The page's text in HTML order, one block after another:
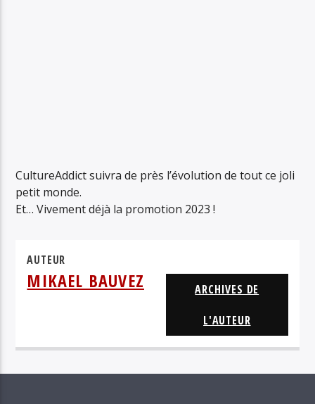
CultureAddict suivra de près l’évolution de tout ce joli
petit monde.
Et… Vivement déjà la promotion 2023 !
AUTEUR
MIKAEL BAUVEZ
ARCHIVES DE
L'AUTEUR